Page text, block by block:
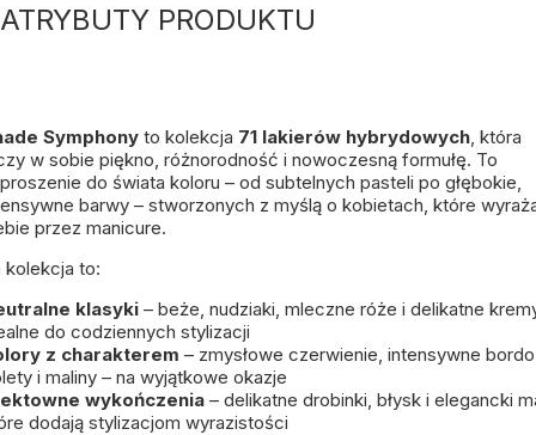
ATRYBUTY PRODUKTU
Symphony to kolekcja 71 lakierów hybrydowych , która
w sobie piękno, różnorodność i nowoczesną formułę. To
do świata koloru – od subtelnych pasteli po głębokie,
barwy – stworzonych z myślą o kobietach, które
przez manicure.
kolekcja to:
klasyki – beże, nudziaki, mleczne róże i delikatne
do codziennych stylizacji
z charakterem – zmysłowe czerwienie, intensywne
i maliny – na wyjątkowe okazje
wykończenia – delikatne drobinki, błysk i elegancki
dodają stylizacjom wyrazistości